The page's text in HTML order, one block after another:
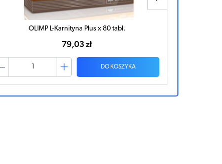
OLIMP L-Karnityna Plus x 80 tabl.
79,03 zł
DO KOSZYKA